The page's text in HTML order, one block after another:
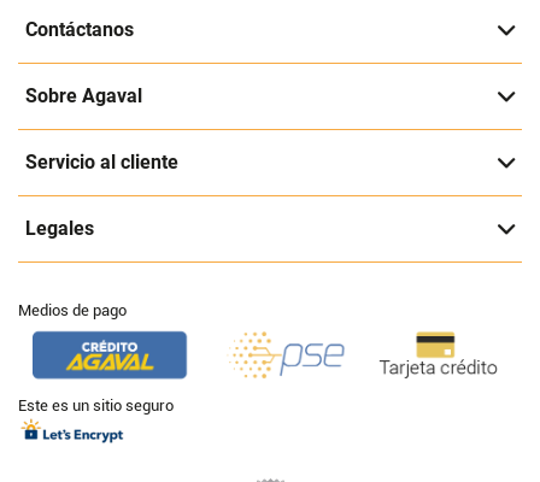
Contáctanos
Sobre Agaval
Servicio al cliente
Legales
Medios de pago
Este es un sitio seguro